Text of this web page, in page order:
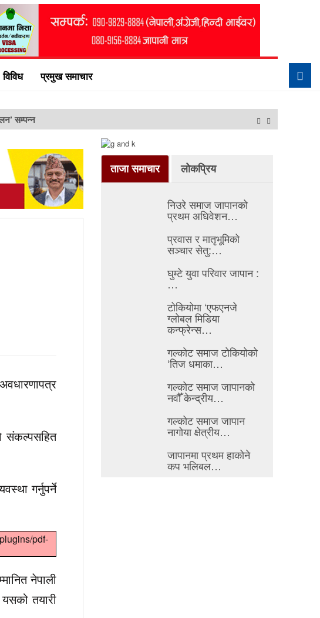
विविध प्रमुख समाचार
सम्पन्न टोकियोमा ‘एफएनजे
संकल्पसहित
गर्नुपर्ने
pdf-
नेपाली
तयारी
ताजा समाचार लोकप्रिय
निउरे समाज जापानको
प्रथम अधिवेशन…
प्रवास र मातृभूमिको
सञ्चार सेतु:…
घुम्टे युवा परिवार जापान :
…
टोकियोमा ‘एफएनजे
ग्लोबल मिडिया
कन्फ्रेन्स…
गल्कोट समाज टोकियोको
‘तिज धमाका…
गल्कोट समाज जापानको
नवौँ केन्द्रीय…
गल्कोट समाज जापान
नागोया क्षेत्रीय…
जापानमा प्रथम हाकोने
कप भलिबल…